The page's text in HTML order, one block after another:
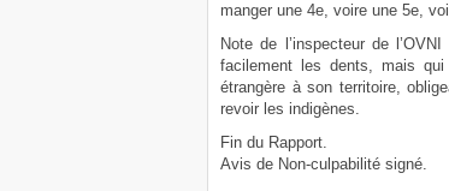
manger une 4e, voire une 5e,
Note de l’inspecteur de
facilement les dents, mais qui
étrangère à son territoire,
revoir les indigènes.
Fin du Rapport.
Avis de Non-culpabilité signé.